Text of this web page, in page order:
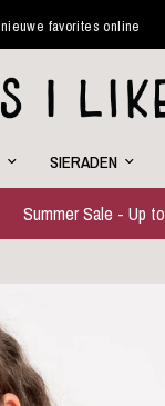
online
SIERADEN
Summer Sale - Up